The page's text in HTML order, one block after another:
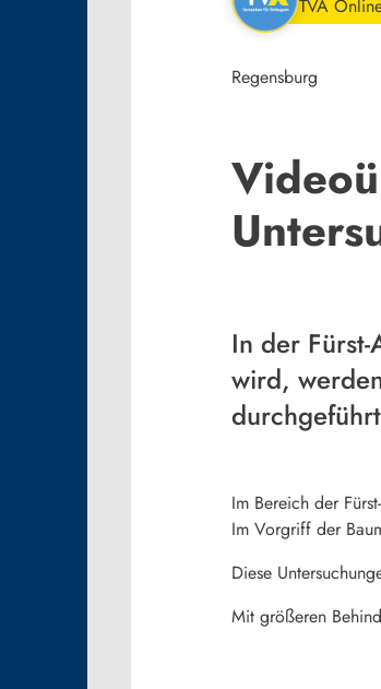
TVA
Regensburg
In der
wird,
Im Bereich der
Im Vorgriff der
Diese
Mit größeren